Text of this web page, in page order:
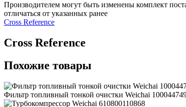
Производителем могут быть изменены комплект
отличаться от указанных ранее
Сross Reference
Сross Reference
Похожие товары
Фильтр топливный тонкой очистки Weichai